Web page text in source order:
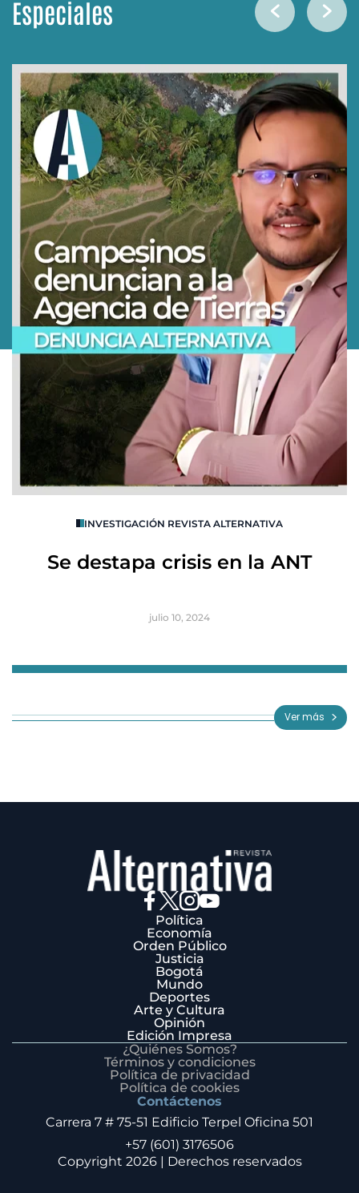
Especiales
INVESTIGACIÓN REVISTA ALTERNATIVA
Se destapa crisis en la ANT
julio 10, 2024
3
Ver más
Política
Economía
Orden Público
Justicia
Bogotá
Mundo
Deportes
Arte y Cultura
Opinión
Edición Impresa
¿Quiénes Somos?
Términos y condiciones
Política de privacidad
Política de cookies
Contáctenos
Carrera 7 # 75-51 Edificio Terpel Oficina 501
+57 (601) 3176506
Copyright 2026 | Derechos reservados